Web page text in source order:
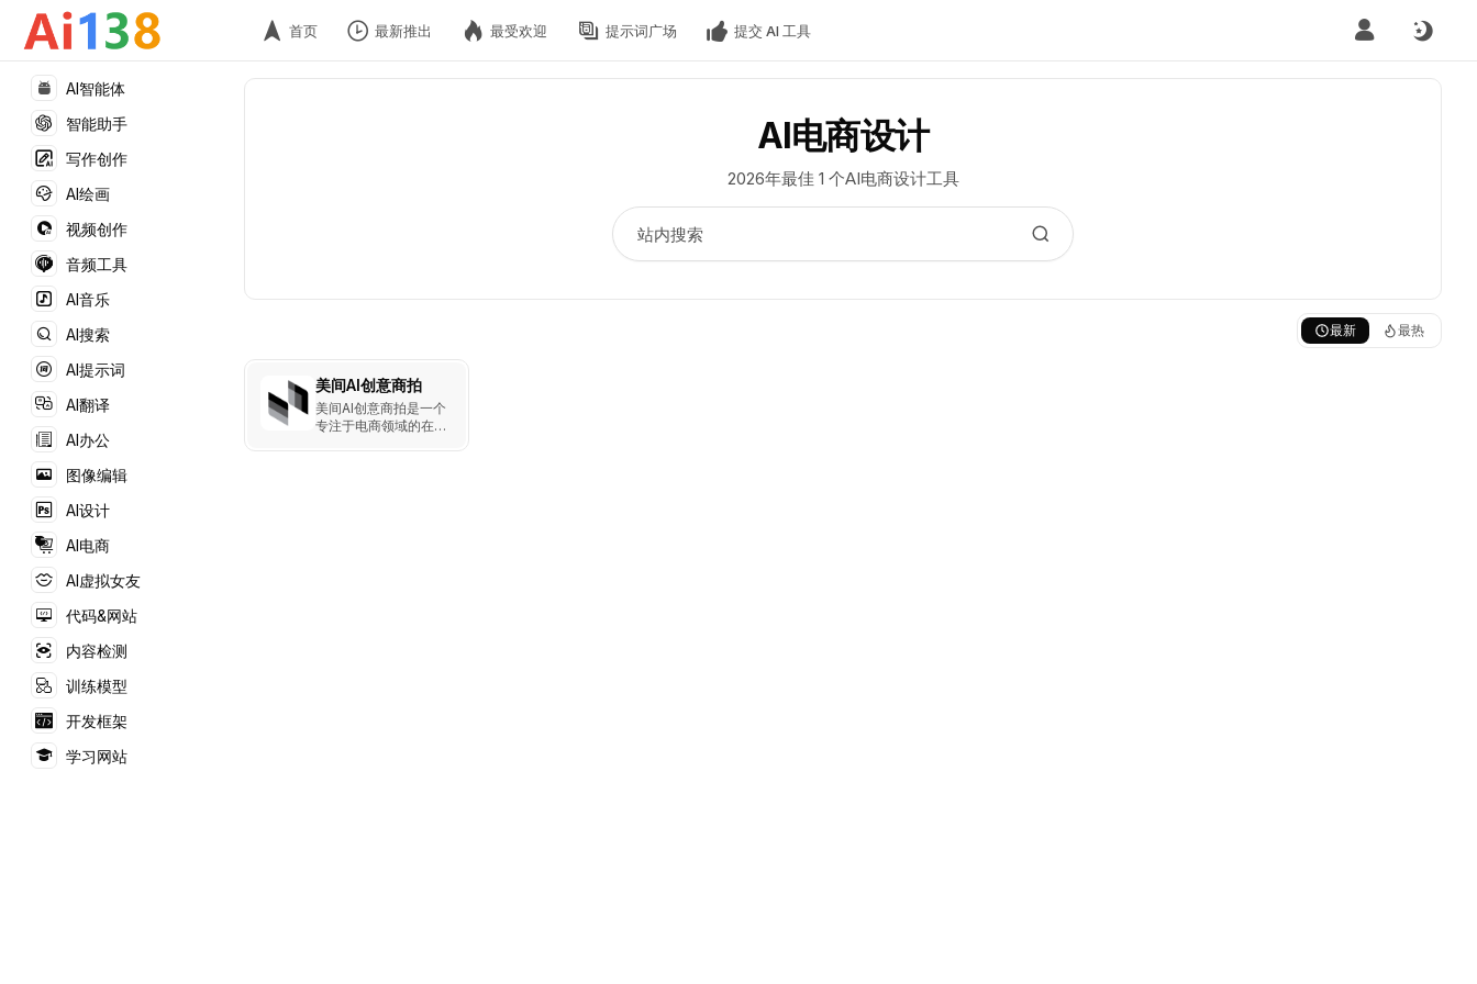
AI智能体
智能助手
写作创作
AI绘画
视频创作
音频工具
AI音乐
AI搜索
AI提示词
AI翻译
AI办公
图像编辑
AI设计
AI电商
AI虚拟女友
代码&网站
内容检测
训练模型
开发框架
学习网站
首页 最新推出 最受欢迎 提示词广场 提交 AI 工具
AI电商设计
2026年最佳 1 个AI电商设计工具
最新 最热
美间AI创意商拍
美间AI创意商拍是一个
专注于电商领域的在线